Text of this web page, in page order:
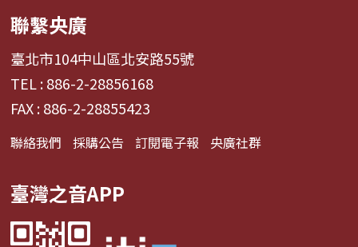
聯繫央廣
臺北市104中山區北安路55號
TEL : 886-2-28856168
FAX : 886-2-28855423
聯絡我們 採購公告 訂閱電子報 央廣社群
臺灣之音APP